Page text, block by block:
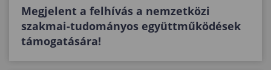
Megjelent a felhívás a nemzetközi
szakmai-tudományos együttműködések
támogatására!